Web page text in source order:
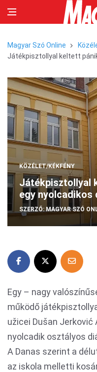
Magyar Szó Online
Játékpisztollyal keltett
KÖZÉLET/KÉKFÉNY
Játékpisztollyal
egy nyolcadikos
SZERZŐ: MAGYAR SZÓ
Egy – nagy
működő
užicei Dušan
nyolcadik osztályos
A Danas szerint a
az iskola melletti